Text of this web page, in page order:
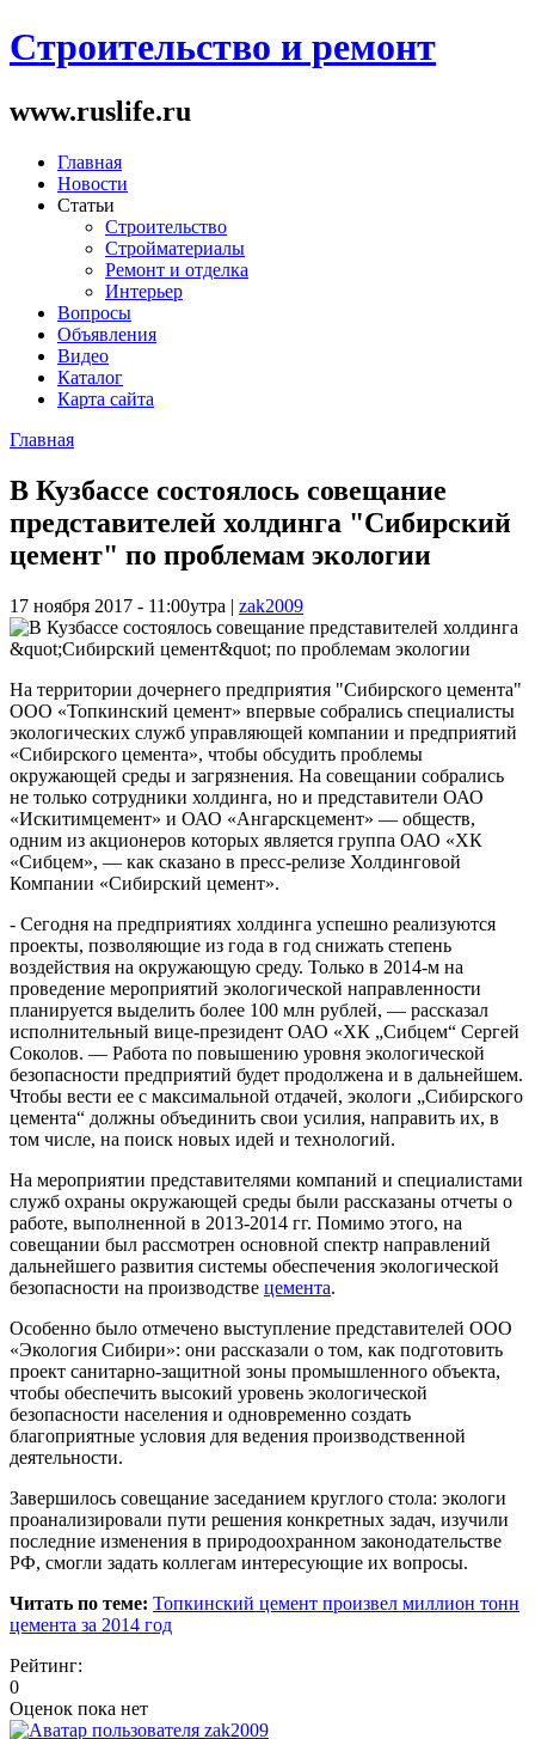
Строительство и ремонт
www.ruslife.ru
Главная
Новости
Статьи
Строительство
Стройматериалы
Ремонт и отделка
Интерьер
Вопросы
Объявления
Видео
Каталог
Карта сайта
Главная
В Кузбассе состоялось совещание
представителей холдинга "Сибирский
цемент" по проблемам экологии
17 ноября 2017 - 11:00утра | zak2009
На территории дочернего предприятия "Сибирского цемента"
ООО «Топкинский цемент» впервые собрались специалисты
экологических служб управляющей компании и предприятий
«Сибирского цемента», чтобы обсудить проблемы
окружающей среды и загрязнения. На совещании собрались
не только сотрудники холдинга, но и представители ОАО
«Искитимцемент» и ОАО «Ангарскцемент» — обществ,
одним из акционеров которых является группа ОАО «ХК
«Сибцем», — как сказано в пресс-релизе Холдинговой
Компании «Сибирский цемент».
- Сегодня на предприятиях холдинга успешно реализуются
проекты, позволяющие из года в год снижать степень
воздействия на окружающую среду. Только в 2014-м на
проведение мероприятий экологической направленности
планируется выделить более 100 млн рублей, — рассказал
исполнительный вице-президент ОАО «ХК „Сибцем“ Сергей
Соколов. — Работа по повышению уровня экологической
безопасности предприятий будет продолжена и в дальнейшем.
Чтобы вести ее с максимальной отдачей, экологи „Сибирского
цемента“ должны объединить свои усилия, направить их, в
том числе, на поиск новых идей и технологий.
На мероприятии представителями компаний и специалистами
служб охраны окружающей среды были рассказаны отчеты о
работе, выполненной в 2013-2014 гг. Помимо этого, на
совещании был рассмотрен основной спектр направлений
дальнейшего развития системы обеспечения экологической
безопасности на производстве цемента.
Особенно было отмечено выступление представителей ООО
«Экология Сибири»: они рассказали о том, как подготовить
проект санитарно-защитной зоны промышленного объекта,
чтобы обеспечить высокий уровень экологической
безопасности населения и одновременно создать
благоприятные условия для ведения производственной
деятельности.
Завершилось совещание заседанием круглого стола: экологи
проанализировали пути решения конкретных задач, изучили
последние изменения в природоохранном законодательстве
РФ, смогли задать коллегам интересующие их вопросы.
Читать по теме: Топкинский цемент произвел миллион тонн
цемента за 2014 год
Рейтинг:
0
Оценок пока нет